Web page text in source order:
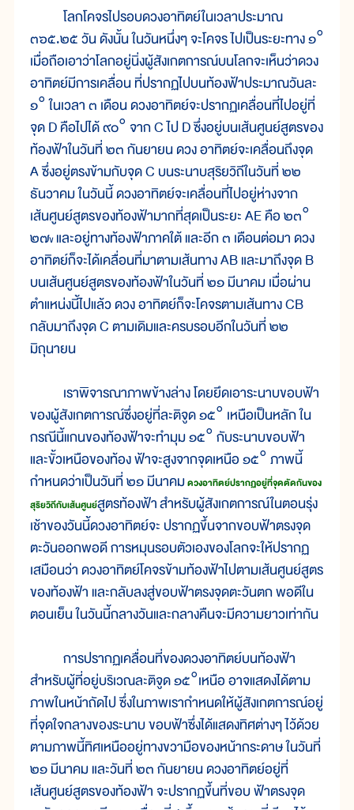
โลกโคจรไปรอบดวงอาทิตย์ในเวลาประมาณ
๓๖๕.๒๕ วัน ดังนั้น ในวันหนึ่งๆ จะโคจร ไปเป็นระยะทาง ๑°
เมื่อถือเอาว่าโลกอยู่นิ่งผู้สังเกตการณ์บนโลกจะเห็นว่าดวง
อาทิตย์มีการเคลื่อน ที่ปรากฏไปบนท้องฟ้าประมาณวันละ
๑° ในเวลา ๓ เดือน ดวงอาทิตย์จะปรากฏเคลื่อนที่ไปอยู่ที่
จุด D คือไปได้ ๙๐° จาก C ไป D ซึ่งอยู่บนเส้นศูนย์สูตรของ
ท้องฟ้าในวันที่ ๒๓ กันยายน ดวง อาทิตย์จะเคลื่อนถึงจุด
A ซึ่งอยู่ตรงข้ามกับจุด C บนระนาบสุริยวิถีในวันที่ ๒๒
ธันวาคม ในวันนี้ ดวงอาทิตย์จะเคลื่อนที่ไปอยู่ห่างจาก
เส้นศูนย์สูตรของท้องฟ้ามากที่สุดเป็นระยะ AE คือ ๒๓°
๒๗ข และอยู่ทางท้องฟ้าภาคใต้ และอีก ๓ เดือนต่อมา ดวง
อาทิตย์ก็จะได้เคลื่อนที่มาตามเส้นทาง AB และมาถึงจุด B
บนเส้นศูนย์สูตรของท้องฟ้าในวันที่ ๒๑ มีนาคม เมื่อผ่าน
ตำแหน่งนี้ไปแล้ว ดวง อาทิตย์ก็จะโคจรตามเส้นทาง CB
กลับมาถึงจุด C ตามเดิมและครบรอบอีกในวันที่ ๒๒
มิถุนายน
เราพิจารณาภาพข้างล่าง โดยยึดเอาระนาบขอบฟ้า
ของผู้สังเกตการณ์ซึ่งอยู่ที่ละติจูด ๑๕° เหนือเป็นหลัก ใน
กรณีนี้แกนของท้องฟ้าจะทำมุม ๑๕° กับระนาบขอบฟ้า
และขั้วเหนือของท้อง ฟ้าจะสูงจากจุดเหนือ ๑๕° ภาพนี้
กำหนดว่าเป็นวันที่ ๒๑ มีนาคมดวงอาทิตย์ปรากฏอยู่ที่จุดตัดกันของ
สุริยวิถีกับเส้นศูนย์สูตรท้องฟ้า สำหรับผู้สังเกตการณ์ในตอนรุ่ง
เช้าของวันนี้ดวงอาทิตย์จะ ปรากฏขึ้นจากขอบฟ้าตรงจุด
ตะวันออกพอดี การหมุนรอบตัวเองของโลกจะให้ปรากฏ
เสมือนว่า ดวงอาทิตย์โคจรข้ามท้องฟ้าไปตามเส้นศูนย์สูตร
ของท้องฟ้า และกลับลงสู่ขอบฟ้าตรงจุดตะวันตก พอดีใน
ตอนเย็น ในวันนี้กลางวันและกลางคืนจะมีความยาวเท่ากัน
การปรากฏเคลื่อนที่ของดวงอาทิตย์บนท้องฟ้า
สำหรับผู้ที่อยู่บริเวณละติจูด ๑๕°เหนือ อาจแสดงได้ตาม
ภาพในหน้าถัดไป ซึ่งในภาพเรากำหนดให้ผู้สังเกตการณ์อยู่
ที่จุดใจกลางของระนาบ ขอบฟ้าซึ่งได้แสดงทิศต่างๆ ไว้ด้วย
ตามภาพนี้ทิศเหนืออยู่ทางขวามือของหน้ากระดาษ ในวันที่
๒๑ มีนาคม และวันที่ ๒๓ กันยายน ดวงอาทิตย์อยู่ที่
เส้นศูนย์สูตรของท้องฟ้า จะปรากฏขึ้นที่ขอบ ฟ้าตรงจุด